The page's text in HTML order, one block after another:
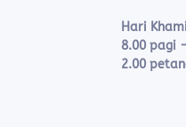
Hari
8.00 pagi
2.00